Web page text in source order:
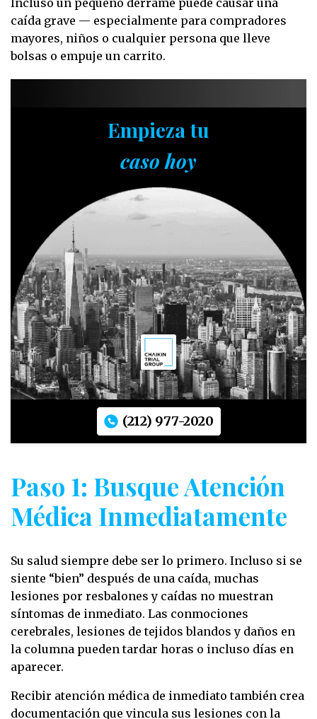
Incluso un pequeño derrame puede causar una
caída grave — especialmente para compradores
mayores, niños o cualquier persona que lleve
bolsas o empuje un carrito.
Empieza tu
caso hoy
(212) 977-2020
Paso 1: Busque Atención
Médica Inmediatamente
Su salud siempre debe ser lo primero. Incluso si se
siente “bien” después de una caída, muchas
lesiones por resbalones y caídas no muestran
síntomas de inmediato. Las conmociones
cerebrales, lesiones de tejidos blandos y daños en
la columna pueden tardar horas o incluso días en
aparecer.
Recibir atención médica de inmediato también crea
documentación que vincula sus lesiones con la